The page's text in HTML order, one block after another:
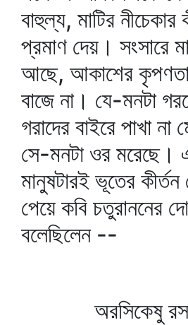
বাহুল্য, মাটির নীচেকার
প্রমাণ দেয়। সংসারে
আছে, আকাশের
বাজে না। যে-মনটা
গরাদের বাইরে পাখা না
সে-মনটা ওর মরেছে।
মানুষটারই ভূতের
পেয়ে কবি চতুরাননের
বলেছিলেন --
অরসিকেষু রসস্য